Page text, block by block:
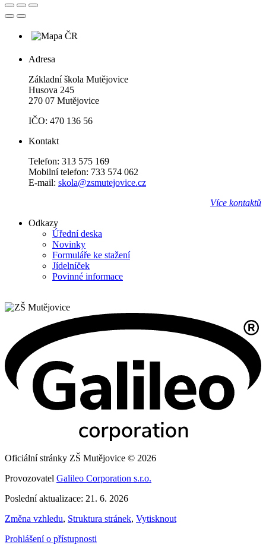
Adresa
Základní škola Mutějovice
Husova 245
270 07 Mutějovice
IČO: 470 136 56
Kontakt
Telefon: 313 575 169
Mobilní telefon: 733 574 062
E-mail: skola@zsmutejovice.cz
Více kontaktů
Odkazy
Úřední deska
Novinky
Formuláře ke stažení
Jídelníček
Povinné informace
Oficiální stránky ZŠ Mutějovice © 2026
Provozovatel Galileo Corporation s.r.o.
Poslední aktualizace: 21. 6. 2026
Změna vzhledu, Struktura stránek, Vytisknout
Prohlášení o přístupnosti